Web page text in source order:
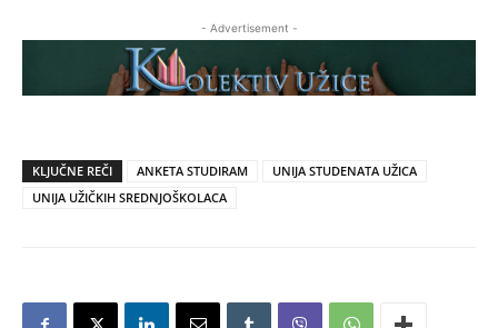
- Advertisement -
KLJUČNE REČI ANKETA STUDIRAM
UNIJA STUDENATA UŽICA
UNIJA UŽIČKIH SREDNJOŠKOLACA